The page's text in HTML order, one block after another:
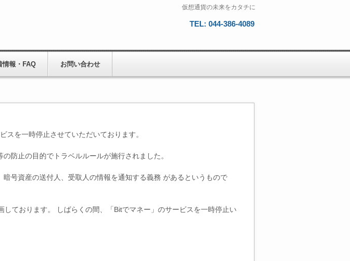
仮想通貨の未来をカタチに
TEL: 044-386-4089
情報・FAQ お問い合わせ
を一時停止させていただいております。
防止の目的でトラベルルールが施行されました。
号資産の送付人、受取人の情報を通知する義務 があるというもので
ております。 しばらくの間、「Bitでマネー」のサービスを一時停止い